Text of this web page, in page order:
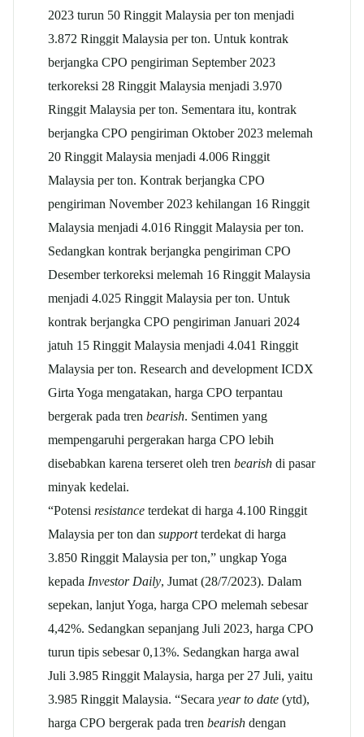
2023 turun 50 Ringgit Malaysia per ton menjadi
3.872 Ringgit Malaysia per ton. Untuk kontrak
berjangka CPO pengiriman September 2023
terkoreksi 28 Ringgit Malaysia menjadi 3.970
Ringgit Malaysia per ton. Sementara itu, kontrak
berjangka CPO pengiriman Oktober 2023 melemah
20 Ringgit Malaysia menjadi 4.006 Ringgit
Malaysia per ton. Kontrak berjangka CPO
pengiriman November 2023 kehilangan 16 Ringgit
Malaysia menjadi 4.016 Ringgit Malaysia per ton.
Sedangkan kontrak berjangka pengiriman CPO
Desember terkoreksi melemah 16 Ringgit Malaysia
menjadi 4.025 Ringgit Malaysia per ton. Untuk
kontrak berjangka CPO pengiriman Januari 2024
jatuh 15 Ringgit Malaysia menjadi 4.041 Ringgit
Malaysia per ton. Research and development ICDX
Girta Yoga mengatakan, harga CPO terpantau
bergerak pada tren bearish. Sentimen yang
mempengaruhi pergerakan harga CPO lebih
disebabkan karena terseret oleh tren bearish di pasar
minyak kedelai.
“Potensi resistance terdekat di harga 4.100 Ringgit
Malaysia per ton dan supportterdekat di harga
3.850 Ringgit Malaysia per ton,” ungkap Yoga
kepada Investor Daily, Jumat (28/7/2023). Dalam
sepekan, lanjut Yoga, harga CPO melemah sebesar
4,42%. Sedangkan sepanjang Juli 2023, harga CPO
turun tipis sebesar 0,13%. Sedangkan harga awal
Juli 3.985 Ringgit Malaysia, harga per 27 Juli, yaitu
3.985 Ringgit Malaysia. “Secara year to date (ytd),
harga CPO bergerak pada tren bearish dengan